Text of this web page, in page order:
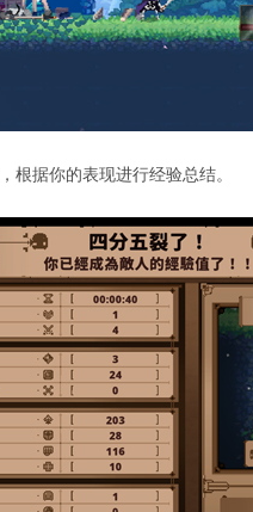
根据你的表现进行经验总结。